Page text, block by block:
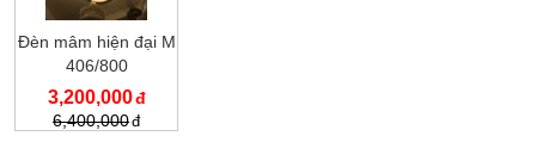
Đèn mâm hiện đại M
406/800
3,200,000
6,400,000